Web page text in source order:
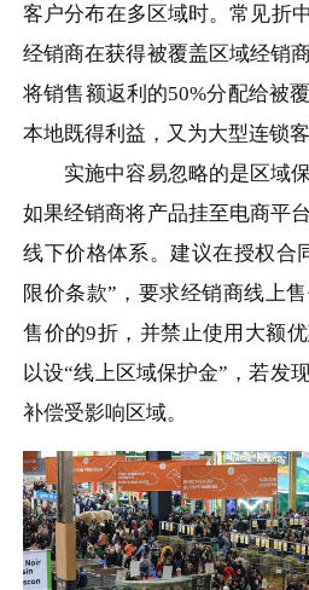
客户分布在多区域时。常见折
经销商在获得被覆盖区域经销
将销售额返利的50%分配给被
本地既得利益，又为大型连锁
实施中容易忽略的是区域保
如果经销商将产品挂至电商平
线下价格体系。建议在授权合
限价条款”，要求经销商线上
售价的9折，并禁止使用大额
以设“线上区域保护金”，若发
补偿受影响区域。